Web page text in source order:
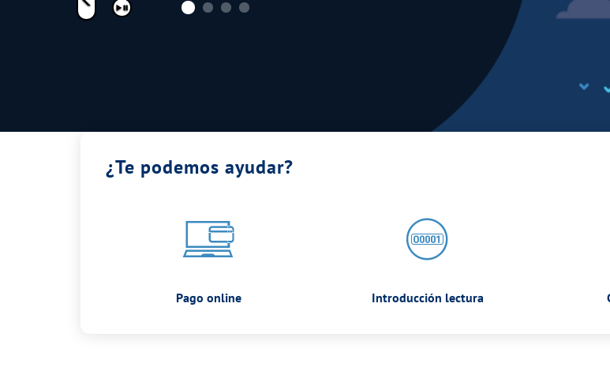
Pausar
¿Te podemos ayudar?
Pago online Introducción lectura